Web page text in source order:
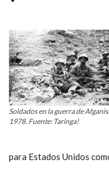
Soldados en la guerra de
1978. Fuente: Taringa!
para Estados Unidos